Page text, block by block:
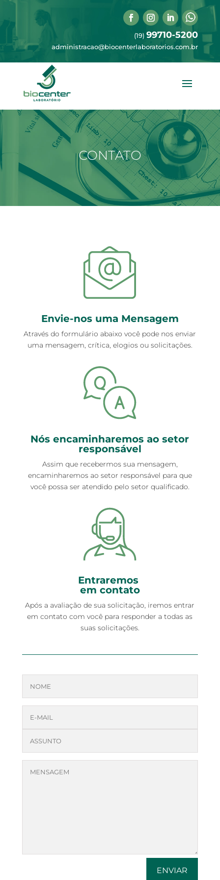
(19)99710-5200
administracao@biocenterlaboratorios.com.br
CONTATO
Envie-nos uma Mensagem
Através do formulário abaixo você pode nos enviar
uma mensagem, crítica, elogios ou solicitações.
Nós encaminharemos ao setor
responsável
Assim que recebermos sua mensagem,
encaminharemos ao setor responsável para que
você possa ser atendido pelo setor qualificado.
Entraremos
em contato
Após a avaliação de sua solicitação, iremos entrar
em contato com você para responder a todas as
suas solicitações.